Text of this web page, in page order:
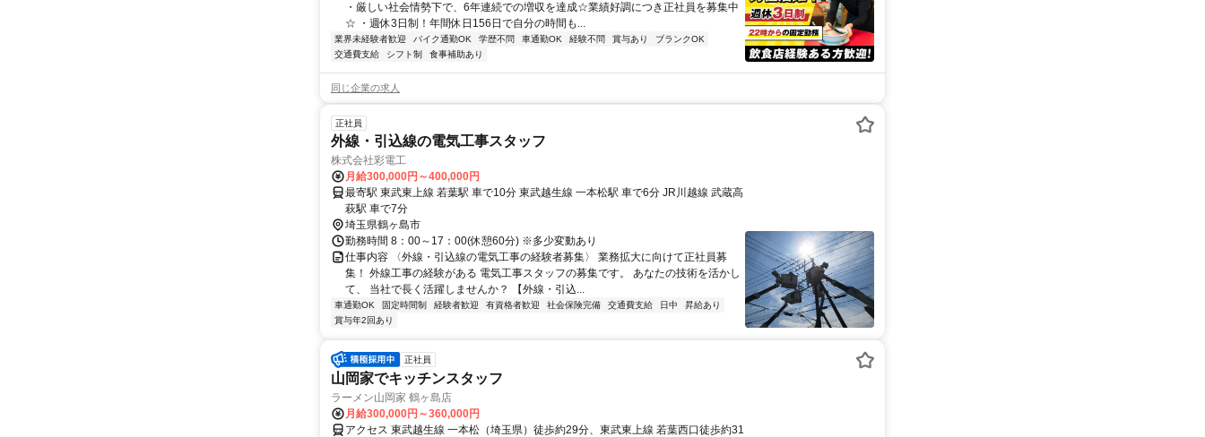
・厳しい社会情勢下で、6年連続での増収を達成☆業績好調につき正社員を募集中
☆ ・週休3日制！年間休日156日で自分の時間も...
業界未経験者歓迎 バイク通勤OK 学歴不問 車通勤OK 経験不問 賞与あり
ブランクOK
交通費支給
シフト制 食事補助あり
同じ企業の求人
正社員
外線・引込線の電気工事スタッフ
株式会社彩電工
月給300,000円～400,000円
最寄駅 東武東上線 若葉駅 車で10分 東武越生線 一本松駅 車で6分 JR川越線 武蔵高
萩駅 車で7分
埼玉県鶴ヶ島市
勤務時間 8：00～17：00(休憩60分) ※多少変動あり
仕事内容 〈外線・引込線の電気工事の経験者募集〉 業務拡大に向けて正社員募
集！ 外線工事の経験がある 電気工事スタッフの募集です。 あなたの技術を活かし
て、 当社で長く活躍しませんか？ 【外線・引込...
車通勤OK 固定時間制 経験者歓迎 有資格者歓迎 社会保険完備 交通費支給 日中
昇給あり
賞与年2回あり
正社員
山岡家でキッチンスタッフ
ラーメン山岡家 鶴ヶ島店
月給300,000円～360,000円
アクセス 東武越生線 一本松（埼玉県）徒歩約29分、東武東上線 若葉西口徒歩約31